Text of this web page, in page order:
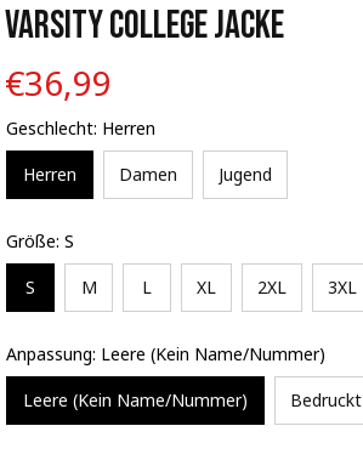
Varsity College Jacke
€36,99
Geschlecht: Herren
Herren Damen Jugend
Größe: S
S M L XL 2XL 3XL
Anpassung: Leere (Kein Name/Nummer)
Leere (Kein Name/Nummer) Bedruckt